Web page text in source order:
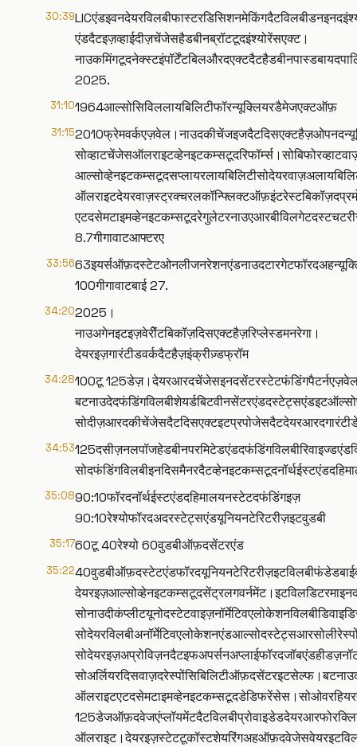
30:39
एंडदैटइज़व्हाईदीज़चेंजेसहैडबीनब्रॉटटूदइंश्योरेंसएक्ट।
2025.
31:101964आल्सोसिविललायबिलिटीफॉरन्यूक्लियरडैमेजएक्टऑफ़
31:15
8.7गीगावाटआफ्टरए
33:56
100गीगावाटबाई 27.
34:202025।
नाउअगेनइटइज़वेरीेंटबिकॉज़दिसएक्टहैज़रिप्लेस्डमनरेगा।
देयरइज़गारंटीडवर्कदैटहैज़इंक्रीज़्डफ्रॉम
34:28100टू
34:53
35:0890:10फॉरदनॉर्थईस्टएंडदहिमालयनस्टेटदफंडिंगइज़
90:10रेश्योफॉरदअदरस्टेट्सएंडयूनियनटेरिटरीज़इटवुडबी
35:1760टू 40रेश्यो 60वुडबीऑफ़दसेंटरएंड
35:22